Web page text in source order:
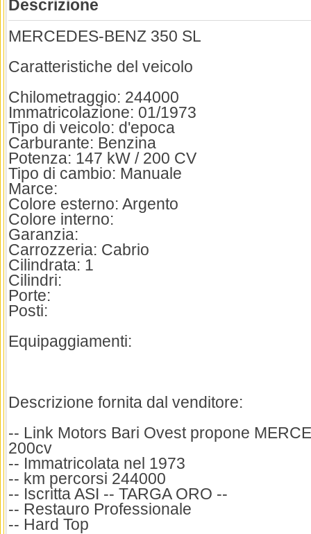
Descrizione
MERCEDES-BENZ 350 SL
Caratteristiche del veicolo
Chilometraggio: 244000
Immatricolazione: 01/1973
Tipo di veicolo: d'epoca
Carburante: Benzina
Potenza: 147 kW / 200 CV
Tipo di cambio: Manuale
Marce:
Colore esterno: Argento
Colore interno:
Garanzia:
Carrozzeria: Cabrio
Cilindrata: 1
Cilindri:
Porte:
Posti:
Equipaggiamenti:
Descrizione fornita dal venditore:
-- Link Motors Bari Ovest propone
200cv
-- Immatricolata nel 1973
-- km percorsi 244000
-- Iscritta ASI -- TARGA ORO --
-- Restauro Professionale
-- Hard Top